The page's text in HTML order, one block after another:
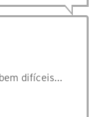
difíceis...